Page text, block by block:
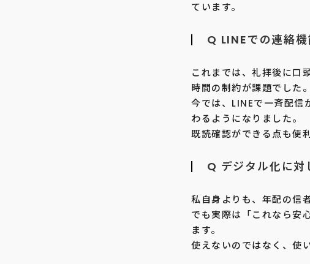
ています。
Q LINEでの連絡
これまでは、礼拝後に口
時間の制約が課題でした。
今では、LINEで一斉配信
わるようになりました。
既読確認ができる点も便
Q デジタル化に対
私自身よりも、年配の信
でも実際は「これなら安
ます。
使えないのではなく、使